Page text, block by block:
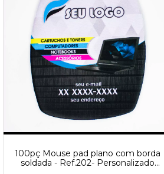
100pç Mouse pad plano com borda
soldada - Ref.202- Personalizado